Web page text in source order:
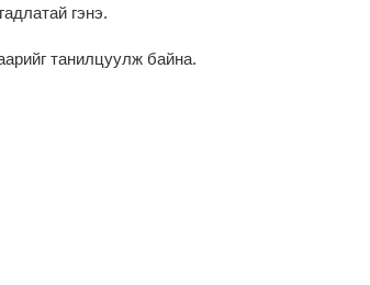
гэнэ.
танилцуулж байна.